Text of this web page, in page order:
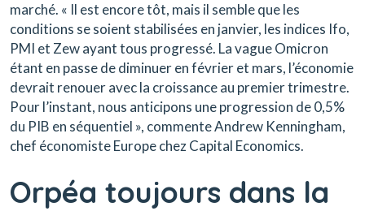
marché. « Il est encore tôt, mais il semble que les
conditions se soient stabilisées en janvier, les indices Ifo,
PMI et Zew ayant tous progressé. La vague Omicron
étant en passe de diminuer en février et mars, l’économie
devrait renouer avec la croissance au premier trimestre.
Pour l’instant, nous anticipons une progression de 0,5%
du PIB en séquentiel », commente Andrew Kenningham,
chef économiste Europe chez Capital Economics.
Orpéa toujours dans la